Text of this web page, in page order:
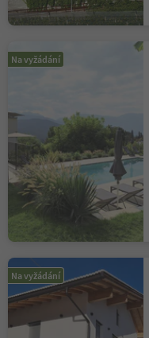
Na vyžádání
Na vyžádání